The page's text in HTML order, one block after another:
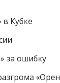
Кубке
за ошибку